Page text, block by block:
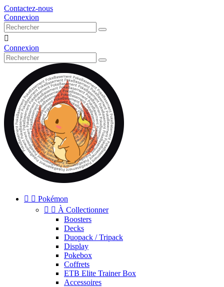
Contactez-nous
Connexion

Connexion
  Pokémon
  À Collectionner
Boosters
Decks
Duopack / Tripack
Display
Pokebox
Coffrets
ETB Elite Trainer Box
Accessoires